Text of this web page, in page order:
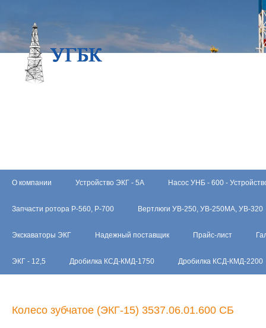
О компании Устройство ЭКГ - 5А Насос УНБ - 600 -
Запчасти ротора Р-560, Р-700 Вертлюги УВ-250, УВ-250МА, УВ-320
Экскаваторы ЭКГ Надежный поставщик Прайс-лист
ЭКГ - 12,5 Дробилка КСД-КМД-1750 Дробилка КСД-КМД-2200
Колесо зубчатое (ЭКГ-15) 3537.06.01.600 СБ